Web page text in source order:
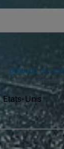
politique de
à tout moment.
Etats-Unis